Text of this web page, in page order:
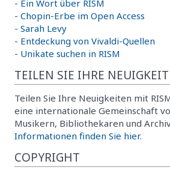
- Ein Wort über RISM
- Chopin-Erbe im Open Access
- Sarah Levy
- Entdeckung von Vivaldi-Quellen
- Unikate suchen in RISM
TEILEN SIE IHRE
Teilen Sie Ihre Neuigkeiten mit
eine internationale Gemeinschaft
Musikern, Bibliothekaren und
Informationen finden Sie hier.
COPYRIGHT